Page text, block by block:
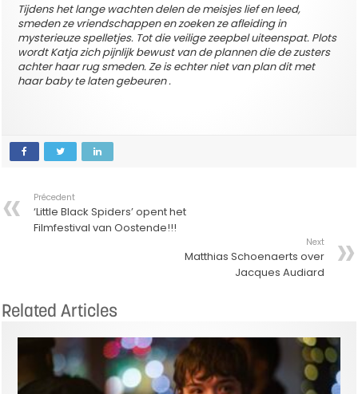
Tijdens het lange wachten delen de meisjes lief en leed,
smeden ze vriendschappen en zoeken ze afleiding in
mysterieuze spelletjes. Tot die veilige zeepbel uiteenspat. Plots
wordt Katja zich pijnlijk bewust van de plannen die de zusters
achter haar rug smeden. Ze is echter niet van plan dit met
haar baby te laten gebeuren .
Précedent
‘Little Black Spiders’ opent het
Filmfestival van Oostende!!!
Next
Matthias Schoenaerts over
Jacques Audiard
Related Articles